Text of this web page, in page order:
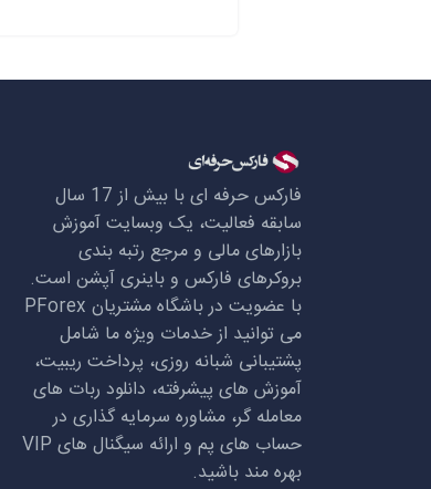
فارکس حرفه ای با بیش از 17 سال
سابقه فعالیت، یک وبسایت آموزش
بازارهای مالی و مرجع رتبه بندی
بروکرهای فارکس و باینری آپشن است.
با عضویت در باشگاه مشتریان PForex
می توانید از خدمات ویژه ما شامل
پشتیبانی شبانه روزی، پرداخت ریبیت،
آموزش های پیشرفته، دانلود ربات های
معامله گر، مشاوره سرمایه گذاری در
حساب های پم و ارائه سیگنال های VIP
بهره مند باشید.